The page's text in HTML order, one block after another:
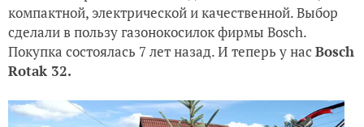
компактной, электрической и качественной. Выбор
сделали в пользу газонокосилок фирмы Bosch.
Покупка состоялась 7 лет назад. И теперь у нас Bosch
Rotak 32.